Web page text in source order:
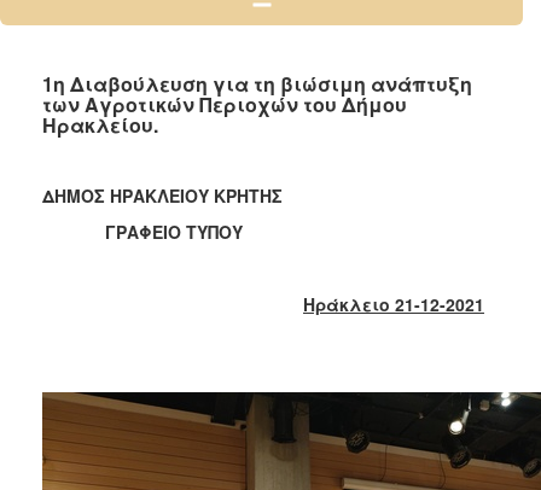
2024
2022
2021
2013
2012
2011
1η Διαβούλευση για τη βιώσιμη ανάπτυξη
των Αγροτικών Περιοχών του Δήμου
Ηρακλείου.
ΔΗΜΟΣ ΗΡΑΚΛΕΙΟΥ ΚΡΗΤΗΣ
ΓΡΑΦΕΙΟ ΤΥΠΟΥ
Ηράκλειο 21-12-2021